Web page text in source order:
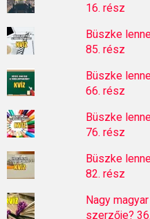
16. rész
Büszke
85. rész
Büszke
66. rész
Büszke
76. rész
Büszke
82. rész
Nagy
szerzője?